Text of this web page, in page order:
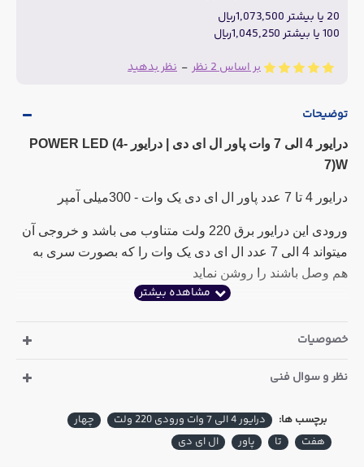
بر اساس 2 نظر - نظر بدهید
20 یا بیشتر 1,073,500ریال
100 یا بیشتر 1,045,250ریال
توضیحات
درایور 4 الی 7 وات پاور ال ای دی | درایور POWER LED (4-
7)W
درایور 4 تا 7 عدد پاور ال ای دی یک وات - 300میلی آمپر
ورودی این درایور برق 220 ولت متناوب می باشد و خروجی آن
میتواند 4 الی 7 عدد ال ای دی یک وات را که بصورت سری به
هم وصل باشند را روشن نماید
خصوصیات
نظر و سوال فنی
برچسب ها: درایور 4 الی 7 وات ورودی 220 ولت
چهار
هفت
تا پاور ال ای دی